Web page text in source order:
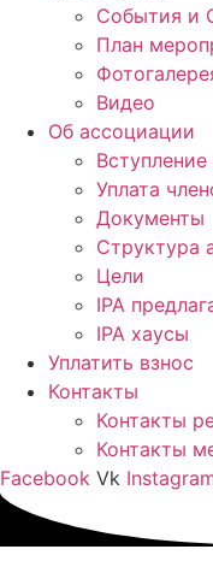
События и
План
Видео
Об ассоциации
Уплата
Документы
Структура
Цели
IPA
IPA хаусы
Уплатить взнос
Контакты
Контакты
Контакты
Facebook Vk